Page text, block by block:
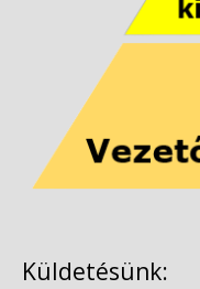
Küldetésünk: